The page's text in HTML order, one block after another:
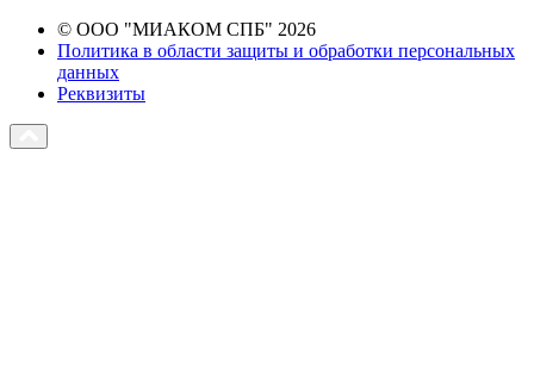
© ООО "МИАКОМ СПБ" 2026
Политика в области защиты и обработки персональных
данных
Реквизиты